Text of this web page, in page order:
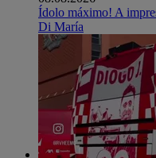
Ídolo máximo! A
Di María